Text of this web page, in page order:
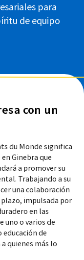
para
de equipo
con un
du Monde significa
Ginebra que
a promover su
Trabajando a su
una colaboración
impulsada por
en las
uno o varios de
educación de
quienes más lo